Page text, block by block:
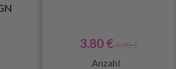
3.80 € 4.90 €
Anzahl